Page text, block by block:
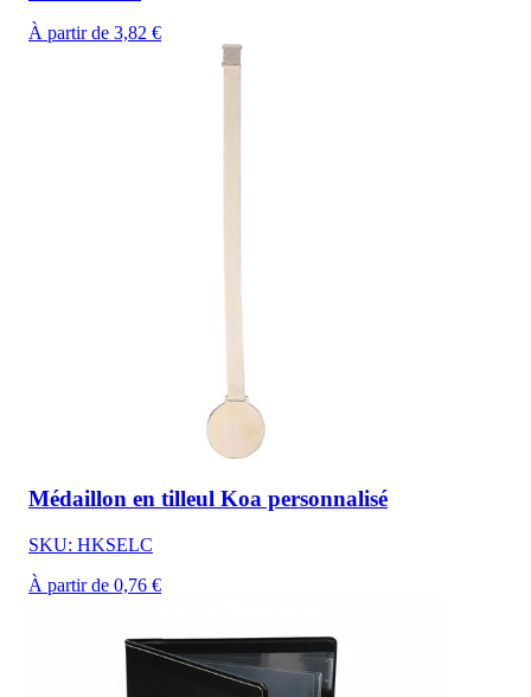
À partir de 3,82 €
Médaillon en tilleul Koa personnalisé
SKU: HKSELC
À partir de 0,76 €